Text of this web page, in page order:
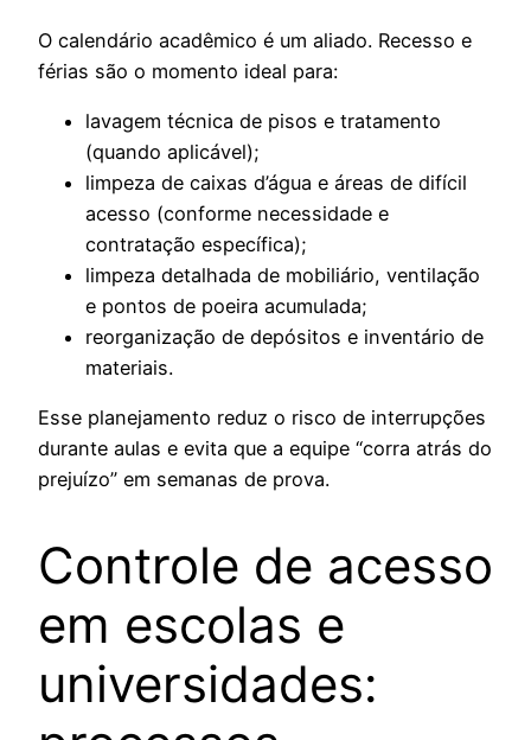
O calendário acadêmico é um aliado. Recesso e
férias são o momento ideal para:
lavagem técnica de pisos e tratamento
(quando aplicável);
limpeza de caixas d’água e áreas de difícil
acesso (conforme necessidade e
contratação específica);
limpeza detalhada de mobiliário, ventilação
e pontos de poeira acumulada;
reorganização de depósitos e inventário de
materiais.
Esse planejamento reduz o risco de interrupções
durante aulas e evita que a equipe “corra atrás do
prejuízo” em semanas de prova.
Controle de acesso
em escolas e
universidades: